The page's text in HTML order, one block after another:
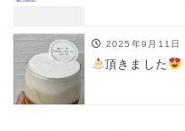
2025年9月11日
頂きました